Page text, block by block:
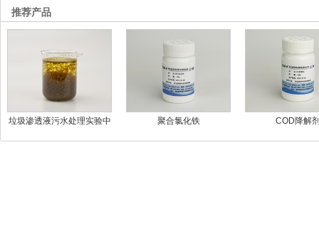
推荐产品
垃圾渗透液污水处理实验中 聚合氯化铁 COD降解